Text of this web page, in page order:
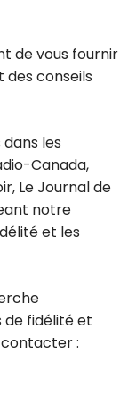
de vous fournir
des conseils
les
Canada,
Le Journal de
notre
et les
de fidélité et
: